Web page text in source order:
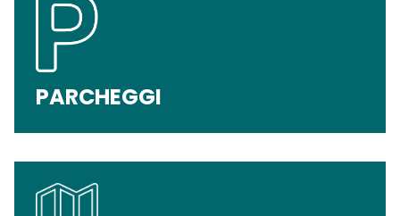
PARCHEGGI